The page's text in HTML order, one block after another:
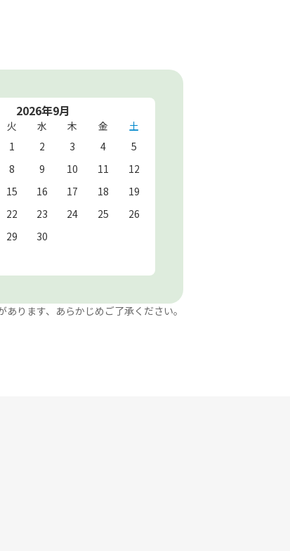
2026年9月
火 水 木 金
土
1
2 3 4
5
8 9 10 11
12
15 16 17 18
19
22 23 24 25
26
29 30
ります、あらかじめご了承ください。